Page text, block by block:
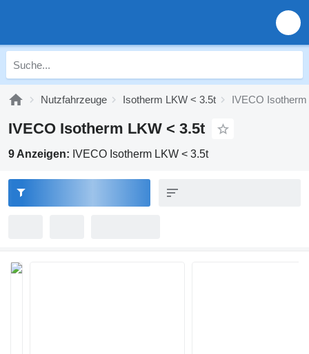
Nutzfahrzeuge Isotherm LKW < 3.5t IVECO
IVECO Isotherm LKW < 3.5t
9 Anzeigen: IVECO Isotherm LKW < 3.5t